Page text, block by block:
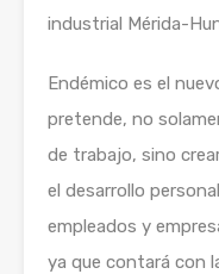
industrial Mérida-
Endémico es el
pretende, no
de trabajo, sino
el desarrollo
empleados y
ya que contará con